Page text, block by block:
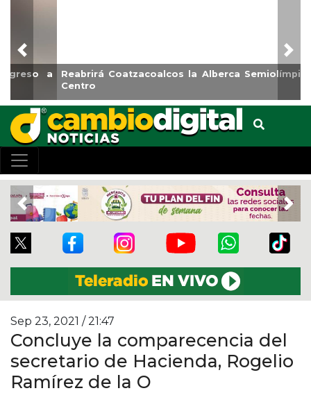
Reabrirá Coatzacoalcos la Alberca Semiolímpica Zona
Previous
Previous
Sep 23, 2021 / 21:47
Concluye la comparecencia del
secretario de Hacienda, Rogelio
Ramírez de la O